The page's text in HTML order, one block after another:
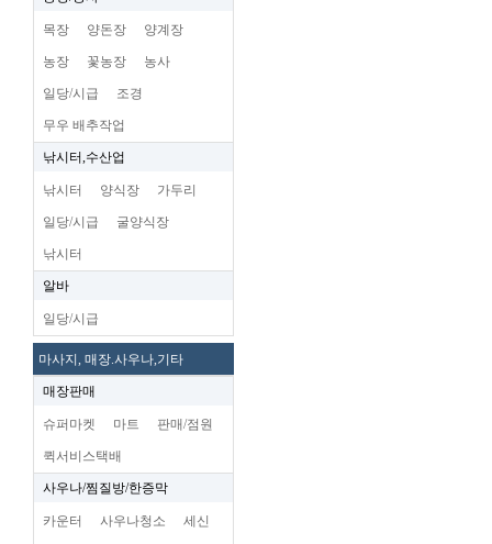
목장 양돈장 양계장
농장 꽃농장 농사
일당/시급 조경
무우 배추작업
낚시터,수산업
낚시터 양식장 가두리
일당/시급 굴양식장
낚시터
알바
일당/시급
마사지, 매장.사우나,기타
매장판매
슈퍼마켓 마트 판매/점원
퀵서비스택배
사우나/찜질방/한증막
카운터 사우나청소 세신